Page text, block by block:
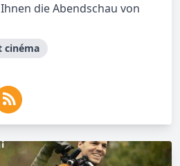
die Abendschau von
cinéma